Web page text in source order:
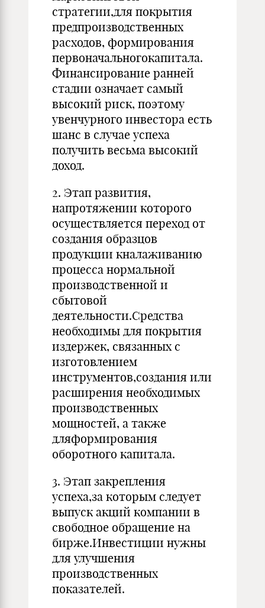
стратегии,для покрытия
предпроизводственных
расходов, формирования
первоначальногокапитала.
Финансирование ранней
стадии означает самый
высокий риск, поэтому
увенчурного инвестора есть
шанс в случае успеха
получить весьма высокий
доход.
2. Этап развития,
напротяжении которого
осуществляется переход от
создания образцов
продукции кналаживанию
процесса нормальной
производственной и
сбытовой
деятельности.Средства
необходимы для покрытия
издержек, связанных с
изготовлением
инструментов,создания или
расширения необходимых
производственных
мощностей, а также
дляформирования
оборотного капитала.
3. Этап закрепления
успеха,за которым следует
выпуск акций компании в
свободное обращение на
бирже.Инвестиции нужны
для улучшения
производственных
показателей.